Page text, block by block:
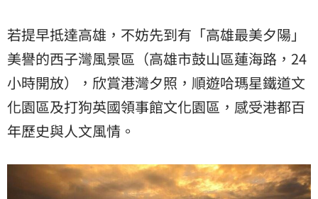
若提早抵達高雄，不妨先到有「高雄最美夕陽」
美譽的西子灣風景區（高雄市鼓山區蓮海路，24
小時開放），欣賞港灣夕照，順遊哈瑪星鐵道文
化園區及打狗英國領事館文化園區，感受港都百
年歷史與人文風情。